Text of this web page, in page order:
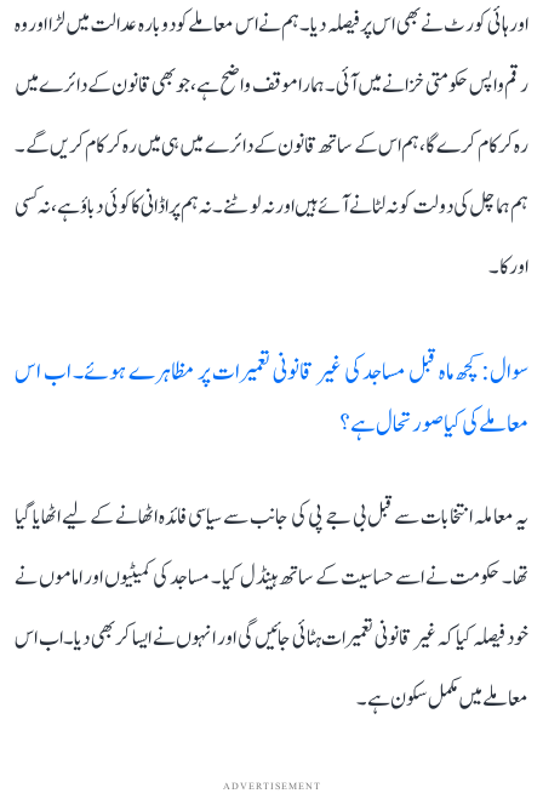
اور ہائی کورٹ نے بھی اس پر فیصلہ دیا۔ ہم نے اس معاملے کو دوبارہ عدالت میں لڑا اور وہ
رقم واپس حکومتی خزانے میں آئی۔ ہمارا موقف واضح ہے، جو بھی قانون کے دائرے میں
رہ کر کام کرے گا، ہم اس کے ساتھ قانون کے دائرے میں ہی میں رہ کر کام کریں گے۔
ہم ہماچل کی دولت کو نہ لٹانے آئے ہیں اور نہ لوٹنے۔ نہ ہم پر اڈانی کا کوئی دباؤ ہے، نہ کسی
اور کا۔
سوال: کچھ ماہ قبل مساجد کی غیر قانونی تعمیرات پر مظاہرے ہوئے۔ اب اس
معاملے کی کیا صورتحال ہے؟
یہ معاملہ انتخابات سے قبل بی جے پی کی جانب سے سیاسی فائدہ اٹھانے کے لیے اٹھایا گیا
تھا۔ حکومت نے اسے حساسیت کے ساتھ ہینڈل کیا۔ مساجد کی کمیٹیوں اور اماموں نے
خود فیصلہ کیا کہ غیر قانونی تعمیرات ہٹائی جائیں گی اور انہوں نے ایسا کر بھی دیا۔ اب اس
معاملے میں مکمل سکون ہے۔
ADVERTISEMENT